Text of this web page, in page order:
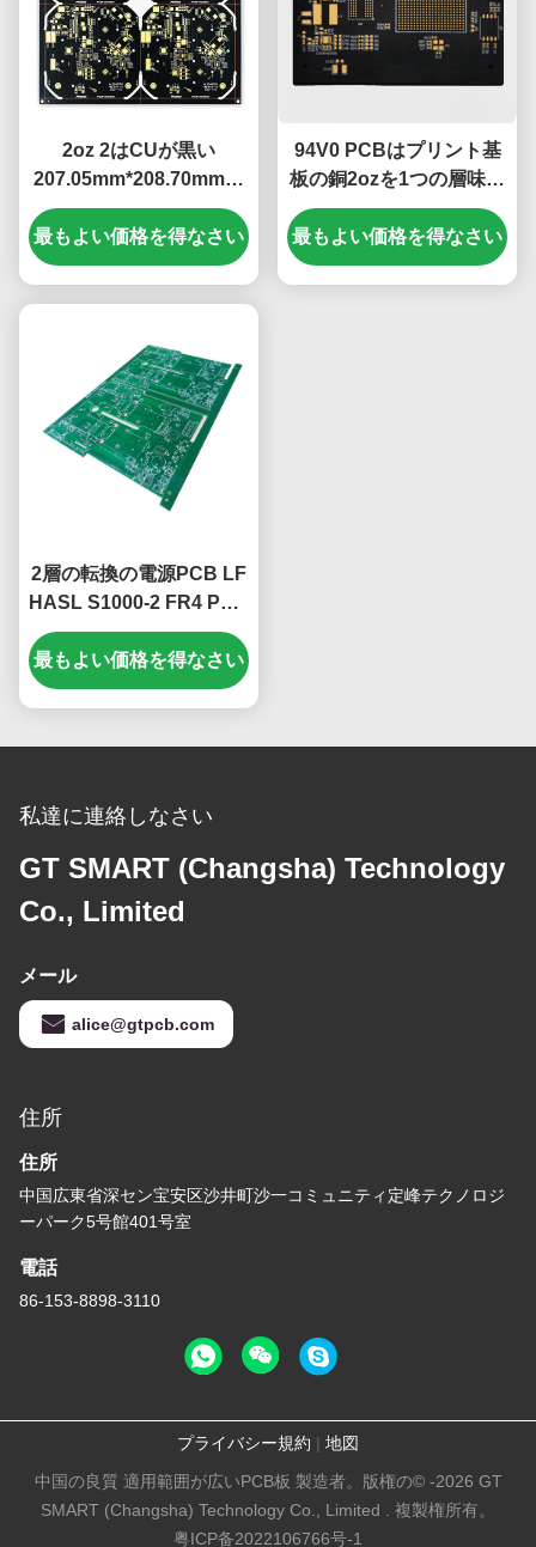
2oz 2はCUが黒い
207.05mm*208.70mmを
基づかせていた銅PCB板
を層にする
最もよい価格を得なさい
94V0 PCBはプリント基
板の銅2ozを1つの層味方
された黒いオイルの単一
最もよい価格を得なさい
2層の転換の電源PCB LF
HASL S1000-2 FR4 PCB
板
最もよい価格を得なさい
私達に連絡しなさい
GT SMART (Changsha) Technology
Co., Limited
メール
alice@gtpcb.com
住所
住所
中国広東省深セン宝安区沙井町沙一コミュニティ定峰テクノロジ
ーパーク5号館401号室
電話
86-153-8898-3110
プライバシー規約 | 地図
中国の良質 適用範囲が広いPCB板 製造者。版権の© -2026 GT
SMART (Changsha) Technology Co., Limited . 複製権所有。
粤ICP备2022106766号-1